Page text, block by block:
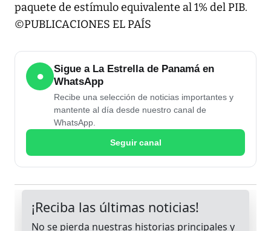
paquete de estímulo equivalente al 1% del PIB.
©PUBLICACIONES EL PAÍS
●
Sigue a La Estrella de Panamá en
WhatsApp
Recibe una selección de noticias importantes y
mantente al día desde nuestro canal de
WhatsApp.
Seguir canal